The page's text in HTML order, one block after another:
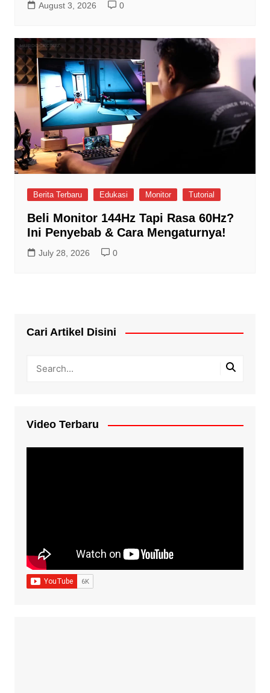
August 3, 2026 0
Berita Terbaru Edukasi Monitor Tutorial
Beli Monitor 144Hz Tapi Rasa 60Hz?
Ini Penyebab & Cara Mengaturnya!
July 28, 2026 0
Cari Artikel Disini
Video Terbaru